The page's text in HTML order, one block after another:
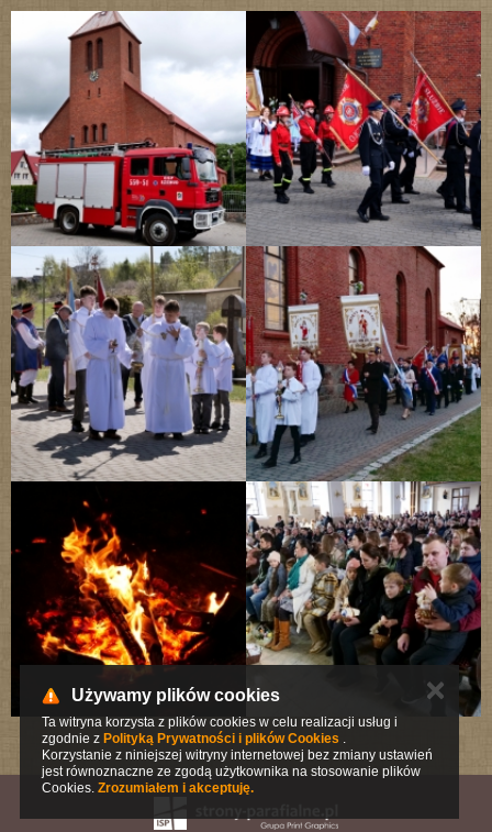
Używamy plików cookies
Ta witryna korzysta z plików cookies w celu realizacji usług i
zgodnie z Polityką Prywatności i plików Cookies .
Korzystanie z niniejszej witryny internetowej bez zmiany ustawień
jest równoznaczne ze zgodą użytkownika na stosowanie plików
Cookies. Zrozumiałem i akceptuję.
✕